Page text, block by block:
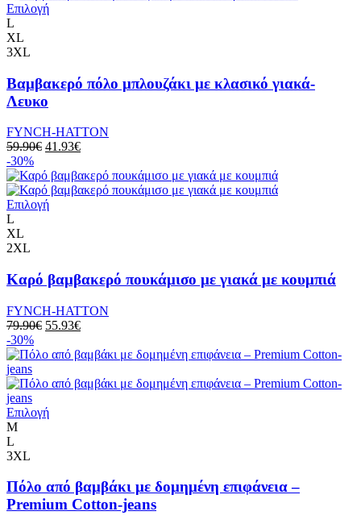
Επιλογή
L
XL
3XL
Βαμβακερό πόλο μπλουζάκι με κλασικό γιακά-
Λευκο
FYNCH-HATTON
59.90€ 41.93€
-30%
Επιλογή
L
XL
2XL
Καρό βαμβακερό πουκάμισο με γιακά με κουμπιά
FYNCH-HATTON
79.90€ 55.93€
-30%
Επιλογή
M
L
3XL
Πόλο από βαμβάκι με δομημένη επιφάνεια –
Premium Cotton-jeans